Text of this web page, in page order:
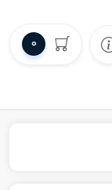
0